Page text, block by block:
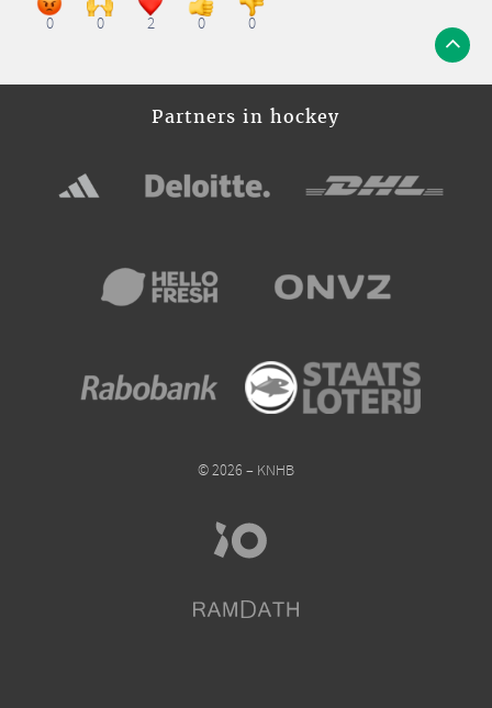
0 0 2 0 0
Partners in hockey
© 2026 – KNHB